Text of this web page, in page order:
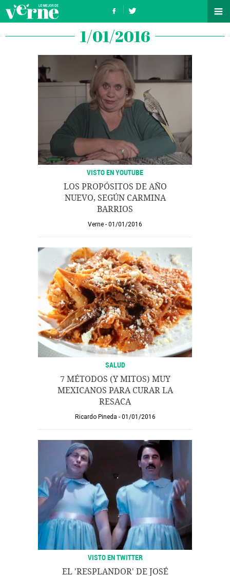
1/01/2016
VISTO EN YOUTUBE
LOS PROPÓSITOS DE AÑO
NUEVO, SEGÚN CARMINA
BARRIOS
Verne 01/01/2016
SALUD
7 MÉTODOS (Y MITOS) MUY
MEXICANOS PARA CURAR LA
RESACA
Ricardo Pineda 01/01/2016
VISTO EN TWITTER
EL 'RESPLANDOR' DE JOSÉ